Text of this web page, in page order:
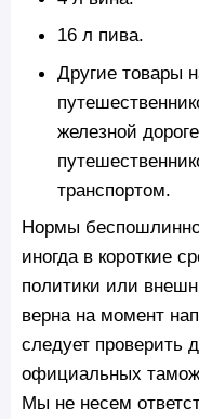
16 л пива.
Другие товары
железной
транспортом.
Нормы
иногда в короткие
политики или
верна на момент
следует
официальных
Мы не несем